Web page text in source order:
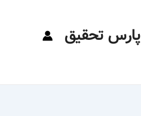
پارس تحقیق